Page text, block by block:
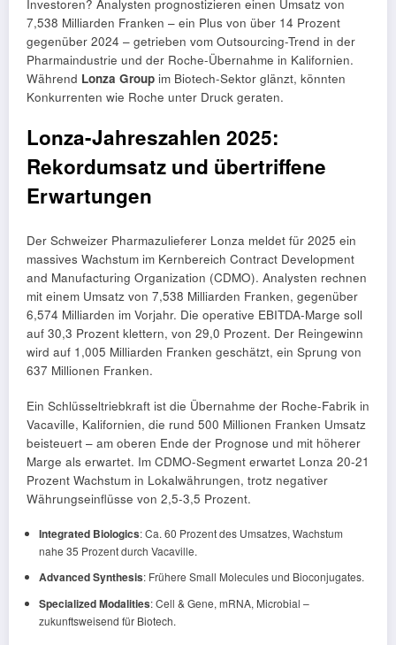
Investoren? Analysten prognostizieren einen Umsatz von
7,538 Milliarden Franken – ein Plus von über 14 Prozent
gegenüber 2024 – getrieben vom Outsourcing-Trend in der
Pharmaindustrie und der Roche-Übernahme in Kalifornien.
Während Lonza Group im Biotech-Sektor glänzt, könnten
Konkurrenten wie Roche unter Druck geraten.
Lonza-Jahreszahlen 2025:
Rekordumsatz und übertriffene
Erwartungen
Der Schweizer Pharmazulieferer Lonza meldet für 2025 ein
massives Wachstum im Kernbereich Contract Development
and Manufacturing Organization (CDMO). Analysten rechnen
mit einem Umsatz von 7,538 Milliarden Franken, gegenüber
6,574 Milliarden im Vorjahr. Die operative EBITDA-Marge soll
auf 30,3 Prozent klettern, von 29,0 Prozent. Der Reingewinn
wird auf 1,005 Milliarden Franken geschätzt, ein Sprung von
637 Millionen Franken.
Ein Schlüsseltriebkraft ist die Übernahme der Roche-Fabrik in
Vacaville, Kalifornien, die rund 500 Millionen Franken Umsatz
beisteuert – am oberen Ende der Prognose und mit höherer
Marge als erwartet. Im CDMO-Segment erwartet Lonza 20-21
Prozent Wachstum in Lokalwährungen, trotz negativer
Währungseinflüsse von 2,5-3,5 Prozent.
Integrated Biologics: Ca. 60 Prozent des Umsatzes, Wachstum
nahe 35 Prozent durch Vacaville.
Advanced Synthesis: Frühere Small Molecules und Bioconjugates.
Specialized Modalities: Cell & Gene, mRNA, Microbial –
zukunftsweisend für Biotech.